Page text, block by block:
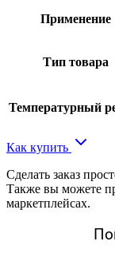
Применение
Тип товара
Температурный
Как купить
Сделать заказ
Также вы можете
маркетплейсах.